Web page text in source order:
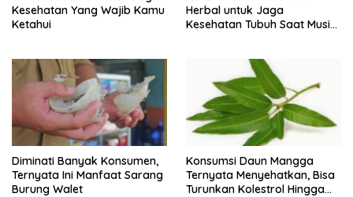
Kesehatan Yang Wajib Kamu
Ketahui
Herbal untuk Jaga
Kesehatan Tubuh Saat Musim
Diminati Banyak Konsumen,
Ternyata Ini Manfaat Sarang
Burung Walet
Konsumsi Daun Mangga
Ternyata Menyehatkan, Bisa
Turunkan Kolestrol Hingga